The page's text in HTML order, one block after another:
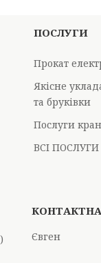
ПОСЛУГИ
Прокат
Якісне
та бруківки
Послуги
ВСІ ПОСЛУГИ
Євген